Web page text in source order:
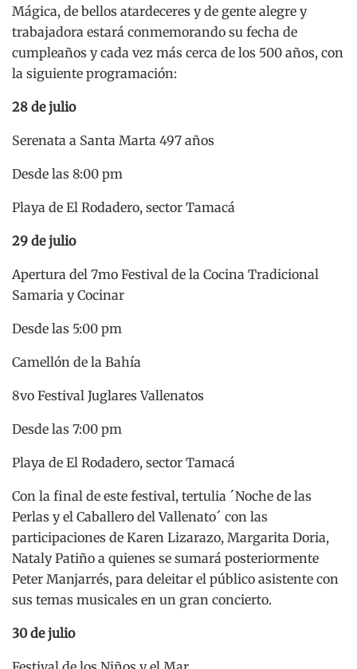
Mágica, de bellos atardeceres y de gente alegre y
trabajadora estará conmemorando su fecha de
cumpleaños y cada vez más cerca de los 500 años, con
la siguiente programación:
28 de julio
Serenata a Santa Marta 497 años
Desde las 8:00 pm
Playa de El Rodadero, sector Tamacá
29 de julio
Apertura del 7mo Festival de la Cocina Tradicional
Samaria y Cocinar
Desde las 5:00 pm
Camellón de la Bahía
8vo Festival Juglares Vallenatos
Desde las 7:00 pm
Playa de El Rodadero, sector Tamacá
Con la final de este festival, tertulia ´Noche de las
Perlas y el Caballero del Vallenato´ con las
participaciones de Karen Lizarazo, Margarita Doria,
Nataly Patiño a quienes se sumará posteriormente
Peter Manjarrés, para deleitar el público asistente con
sus temas musicales en un gran concierto.
30 de julio